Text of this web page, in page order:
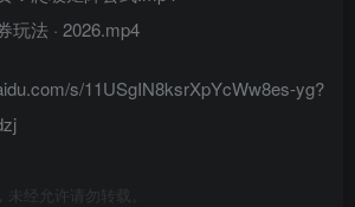
玩法 · 2026.mp4
s/11USgIN8ksrXpYcWw8es-yg?
经允许请勿转载。